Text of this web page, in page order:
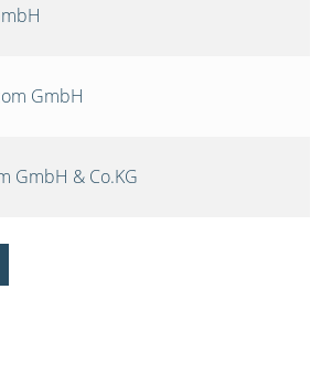
GmbH
GmbH & Co.KG